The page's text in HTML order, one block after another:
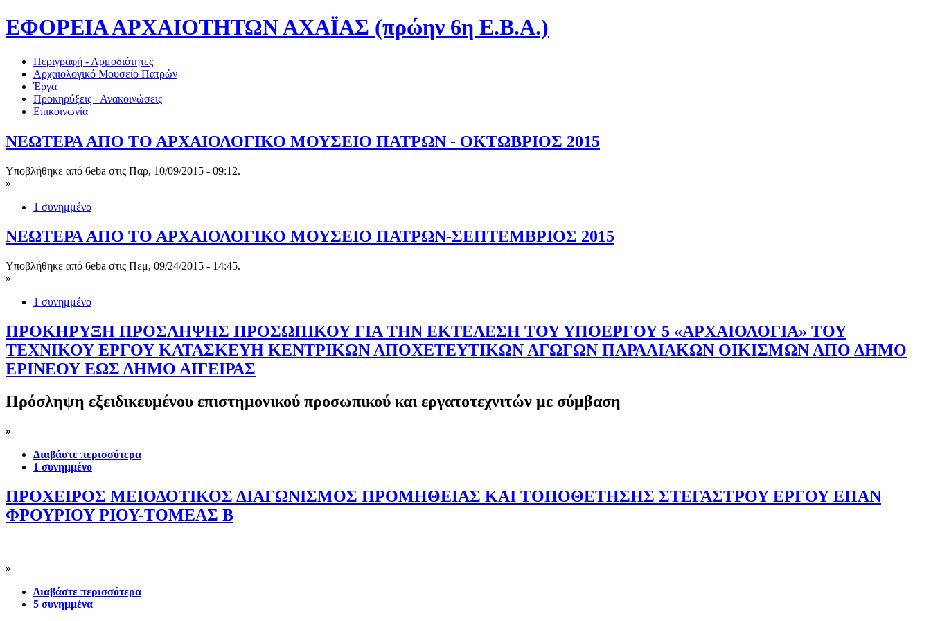
ΕΦΟΡΕΙΑ ΑΡΧΑΙΟΤΗΤΩΝ ΑΧΑΪΑΣ (πρώην 6η Ε.Β.Α.)
Περιγραφή - Αρμοδιότητες
Αρχαιολογικό Μουσείο Πατρών
Έργα
Προκηρύξεις - Ανακοινώσεις
Επικοινωνία
ΝΕΩΤΕΡΑ ΑΠΟ ΤΟ ΑΡΧΑΙΟΛΟΓΙΚΟ ΜΟΥΣΕΙΟ ΠΑΤΡΩΝ - ΟΚΤΩΒΡΙΟΣ 2015
Υποβλήθηκε από 6eba στις Παρ, 10/09/2015 - 09:12.
»
1 συνημμένο
ΝΕΩΤΕΡΑ ΑΠΟ ΤΟ ΑΡΧΑΙΟΛΟΓΙΚΟ ΜΟΥΣΕΙΟ ΠΑΤΡΩΝ-ΣΕΠΤΕΜΒΡΙΟΣ 2015
Υποβλήθηκε από 6eba στις Πεμ, 09/24/2015 - 14:45.
»
1 συνημμένο
ΠΡΟΚΗΡΥΞΗ ΠΡΟΣΛΗΨΗΣ ΠΡΟΣΩΠΙΚΟΥ ΓΙΑ ΤΗΝ ΕΚΤΕΛΕΣΗ ΤΟΥ ΥΠΟΕΡΓΟΥ 5 «ΑΡΧΑΙΟΛΟΓΙΑ» ΤΟΥ
ΤΕΧΝΙΚΟΥ ΕΡΓΟΥ ΚΑΤΑΣΚΕΥΗ ΚΕΝΤΡΙΚΩΝ ΑΠΟΧΕΤΕΥΤΙΚΩΝ ΑΓΩΓΩΝ ΠΑΡΑΛΙΑΚΩΝ ΟΙΚΙΣΜΩΝ ΑΠΟ ΔΗΜΟ
ΕΡΙΝΕΟΥ ΕΩΣ ΔΗΜΟ ΑΙΓΕΙΡΑΣ
Πρόσληψη εξειδικευμένου επιστημονικού προσωπικού και εργατοτεχνιτών με σύμβαση
»
Διαβάστε περισσότερα
1 συνημμένο
ΠΡΟΧΕΙΡΟΣ ΜΕΙΟΔΟΤΙΚΟΣ ΔΙΑΓΩΝΙΣΜΟΣ ΠΡΟΜΗΘΕΙΑΣ ΚΑΙ ΤΟΠΟΘΕΤΗΣΗΣ ΣΤΕΓΑΣΤΡΟΥ ΕΡΓΟΥ ΕΠΑΝ
ΦΡΟΥΡΙΟΥ ΡΙΟΥ-ΤΟΜΕΑΣ Β
»
Διαβάστε περισσότερα
5 συνημμένα